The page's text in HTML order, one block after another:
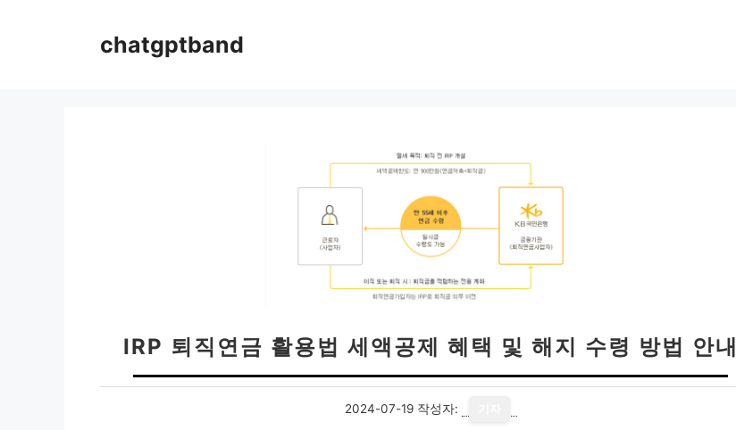
chatgptband
IRP 퇴직연금 활용법 세액공제 혜택 및 해지 수령 방법 안내
2024-07-19 작성자: